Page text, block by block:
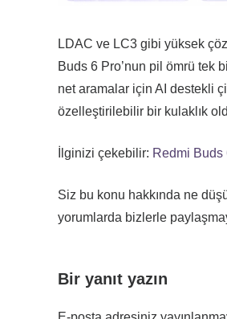
LDAC ve LC3 gibi yüksek
Buds 6 Pro’nun pil ömrü tek
net aramalar için AI destekli
özelleştirilebilir bir kulaklık
İlginizi çekebilir: Redmi Buds
Siz bu konu hakkında ne
yorumlarda bizlerle
Bir yanıt yazın